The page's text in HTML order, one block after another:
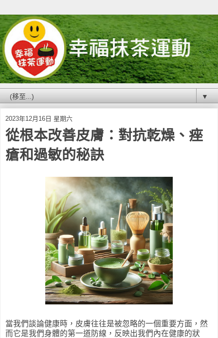
▼
2023年12月16日 星期六
從根本改善皮膚：對抗乾燥、痤
瘡和過敏的秘訣
當我們談論健康時，皮膚往往是被忽略的一個重要方面，然
而它是我們身體的第一道防線，反映出我們內在健康的狀